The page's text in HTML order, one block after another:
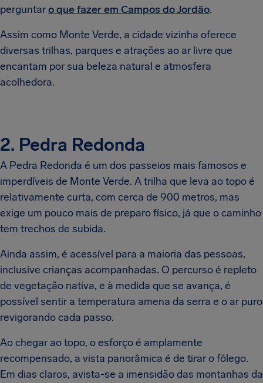
perguntaro que fazer em Campos do Jordão.
Assim como Monte Verde, a cidade vizinha oferece
diversas trilhas, parques e atrações ao ar livre que
encantam por sua beleza natural e atmosfera
acolhedora.
2. Pedra Redonda
A Pedra Redonda é um dos passeios mais famosos e
imperdíveis de Monte Verde. A trilha que leva ao topo é
relativamente curta, com cerca de 900 metros, mas
exige um pouco mais de preparo físico, já que o caminho
tem trechos de subida.
Ainda assim, é acessível para a maioria das pessoas,
inclusive crianças acompanhadas. O percurso é repleto
de vegetação nativa, e à medida que se avança, é
possível sentir a temperatura amena da serra e o ar puro
revigorando cada passo.
Ao chegar ao topo, o esforço é amplamente
recompensado, a vista panorâmica é de tirar o fôlego.
Em dias claros, avista-se a imensidão das montanhas da